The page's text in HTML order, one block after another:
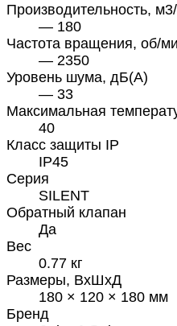
Производительность,
— 180
Частота вращения, об/
— 2350
Уровень шума, дБ(А)
— 33
Максимальная
40
Класс защиты IP
IP45
Серия
SILENT
Обратный клапан
Да
Вес
0.77 кг
Размеры, ВхШхД
180 × 120 × 180 мм
Бренд